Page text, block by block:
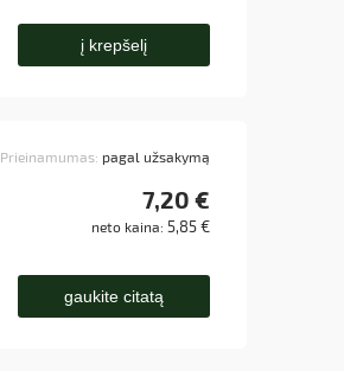
į krepšelį
Prieinamumas: pagal užsakymą
7,20 €
neto kaina: 5,85 €
gaukite citatą